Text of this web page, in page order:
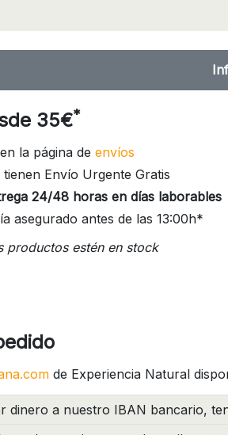
35€*
la página de envíos
Envío Urgente Gratis
24/48 horas en días laborables
asegurado antes de las 13:00h*
productos estén en stock
de Experiencia Natural
dinero a nuestro IBAN bancario,